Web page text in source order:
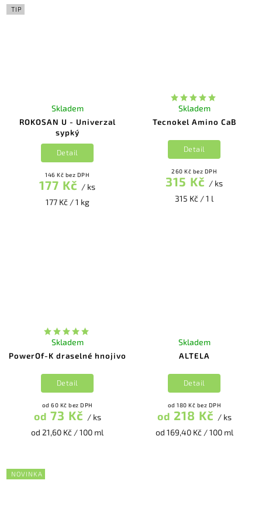
TIP
ROKOSAN U - Univerzal
sypký
Skladem
146 Kč bez DPH
177 Kč / ks
177 Kč / 1 kg
Detail
Tecnokel Amino CaB
Skladem
260 Kč bez DPH
315 Kč / ks
315 Kč / 1 l
Detail
PowerOf-K draselné hnojivo
Skladem
od 60 Kč bez DPH
od 73 Kč / ks
od 21,60 Kč / 100 ml
Detail
ALTELA
Skladem
od 180 Kč bez DPH
od 218 Kč / ks
od 169,40 Kč / 100 ml
Detail
NOVINKA